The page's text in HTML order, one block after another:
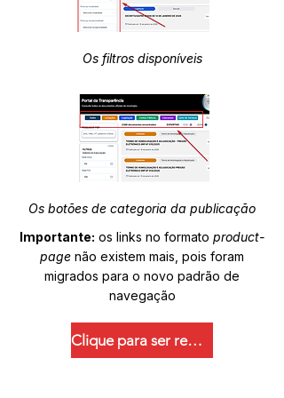
Os filtros disponíveis
Os botões de categoria da publicação
Importante: os links no formato product-
page não existem mais, pois foram
migrados para o novo padrão de
navegação
Clique para ser redirecionado.